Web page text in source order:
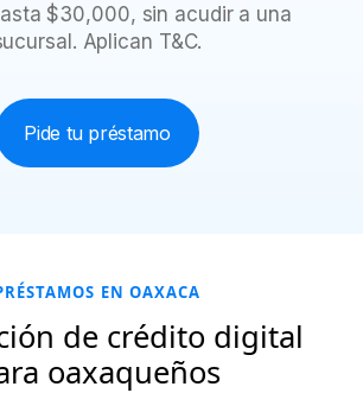
$30,000, sin acudir a una
Aplican T&C.
Pide tu préstamo
¡Tu
préstamo
Crédito Nelo disponible
$30,000
EN OAXACA
de crédito digital
oaxaqueños